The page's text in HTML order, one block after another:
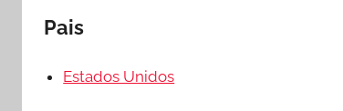
Pais
Estados Unidos